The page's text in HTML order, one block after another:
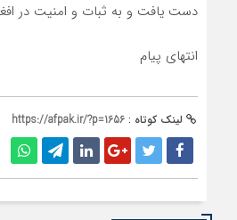
دست یافت و به ثبات و امنیت در
انتهای پیام
لینک کوتاه : https://afpak.ir/?p=1656